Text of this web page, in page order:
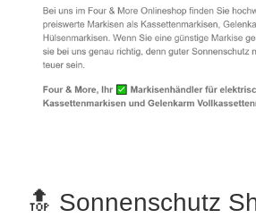
🔝 Sonnenschutz